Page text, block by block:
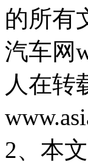
的所有
汽车网
人在转
2、本